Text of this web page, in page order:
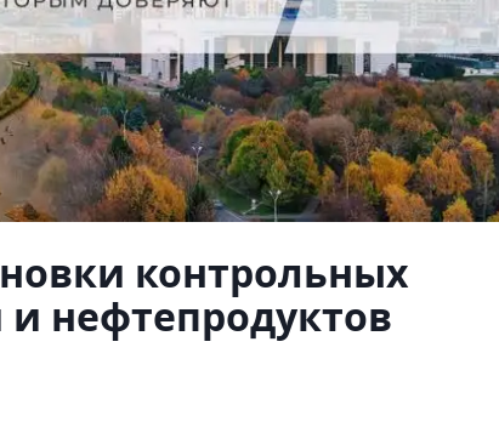
контрольных
нефтепродуктов